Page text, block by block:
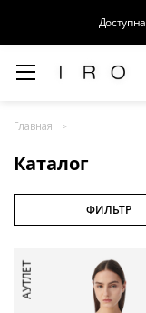
Главная
Каталог
ФИЛЬТР
АУТЛЕТ